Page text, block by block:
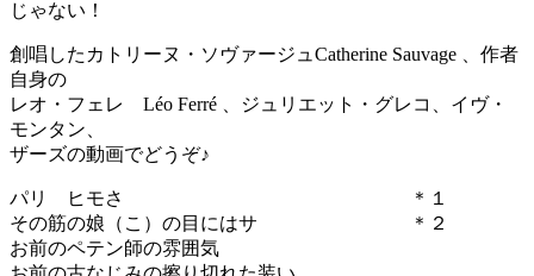
じゃない！
創唱したカトリーヌ・ソヴァージュCatherine Sauvage 、作者
自身の
レオ・フェレ Léo Ferré 、ジュリエット・グレコ、イヴ・
モンタン、
ザーズの動画でどうぞ♪
パリ ヒモさ ＊１
その筋の娘（こ）の目にはサ ＊２
お前のペテン師の雰囲気